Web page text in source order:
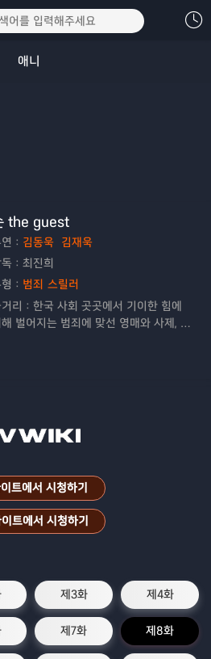
애니
the guest
： 김동욱 김재욱
： 최진희
： 범죄 스릴러
리： 한국 사회 곳곳에서 기이한 힘에
벌어지는 범죄에 맞선 영매와 사제, 형
트에서 시청하기
트에서 시청하기
제3화 제4화
제7화 제8화